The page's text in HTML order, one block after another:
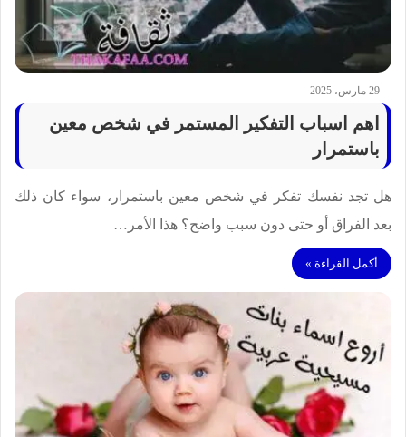
29 مارس، 2025
اهم اسباب التفكير المستمر في شخص معين
باستمرار
هل تجد نفسك تفكر في شخص معين باستمرار، سواء كان ذلك
بعد الفراق أو حتى دون سبب واضح؟ هذا الأمر…
أكمل القراءة »